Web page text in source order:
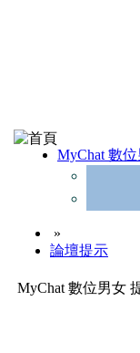
MyChat 數
»
論壇提示
MyChat 數位男女